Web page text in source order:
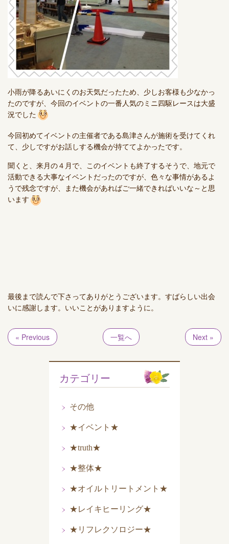
小雨が降るあいにくのお天気だったため、少しお客様も少なかっ
たのですが、今回のイベントの一番人気のミニ四駆レースは大盛
況でした
今回初めてイベントの主催者である島津さんが施術を受けてくれ
て、少しですがお話しする機会が持ててよかったです。
聞くと、来月の４月で、このイベントも終了するそうで、地元で
活動できる大事なイベントだったのですが、色々な事情があるよ
うで残念ですが、また機会があればご一緒できればいいな～と思
います
最後まで読んで下さってありがとうございます。すばらしい出会
いに感謝します。いいことがありますように。
« Previous 一覧へ Next »
カテゴリー
その他
★イベント★
★truth★
★整体★
★オイルトリートメント★
★レイキヒーリング★
★リフレクソロジー★